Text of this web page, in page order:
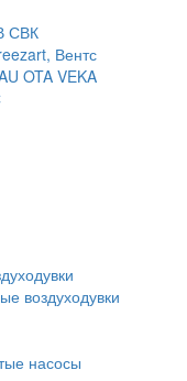
СВК
Вентс
OTA VEKA
воздуходувки
насосы